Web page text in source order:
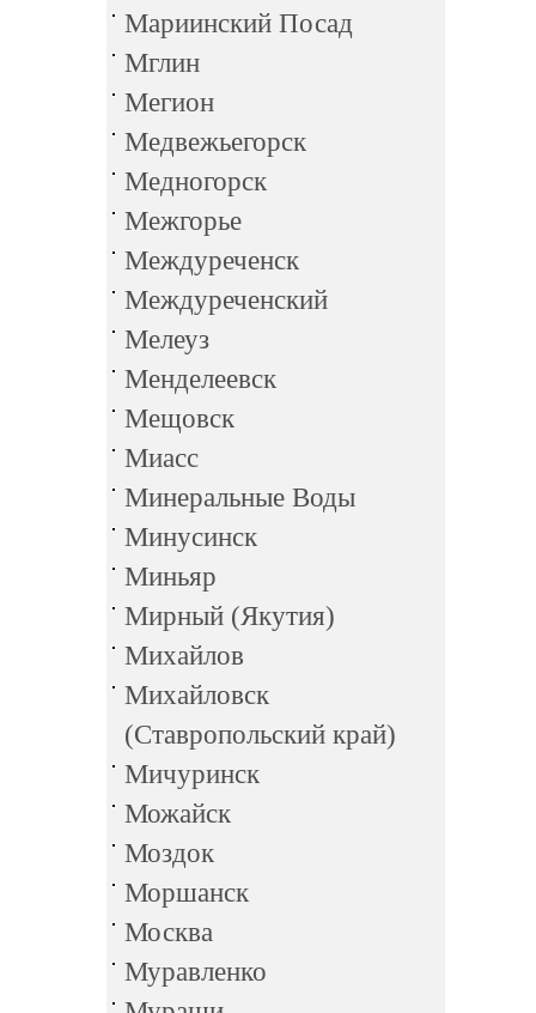
Мариинский Посад
Мглин
Мегион
Медвежьегорск
Медногорск
Межгорье
Междуреченск
Междуреченский
Мелеуз
Менделеевск
Мещовск
Миасс
Минеральные Воды
Минусинск
Миньяр
Мирный (Якутия)
Михайлов
Михайловск
(Ставропольский край)
Мичуринск
Можайск
Моздок
Моршанск
Москва
Муравленко